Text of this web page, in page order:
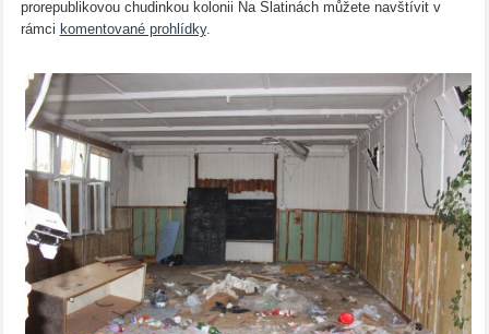
prorepublikovou chudinkou kolonii Na Slatinách můžete navštívit v
rámci komentované prohlídky.